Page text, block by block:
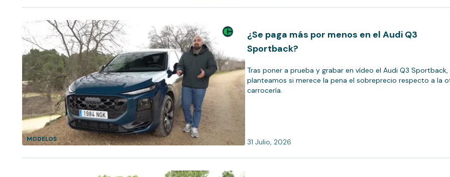
MODELOS
¿Se paga más por menos en el Audi Q3
Sportback?
Tras poner a prueba y grabar en vídeo el Audi Q3 Sportback,
planteamos si merece la pena el sobreprecio respecto a la
carrocería.
31 Julio, 2026